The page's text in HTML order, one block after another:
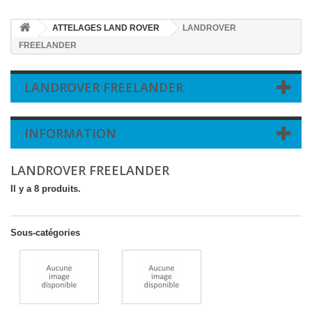
ATTELAGES LAND ROVER
LANDROVER
FREELANDER
LANDROVER FREELANDER
INFORMATION
LANDROVER FREELANDER
Il y a 8 produits.
Sous-catégories